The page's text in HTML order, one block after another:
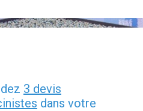
3 devis
dans votre